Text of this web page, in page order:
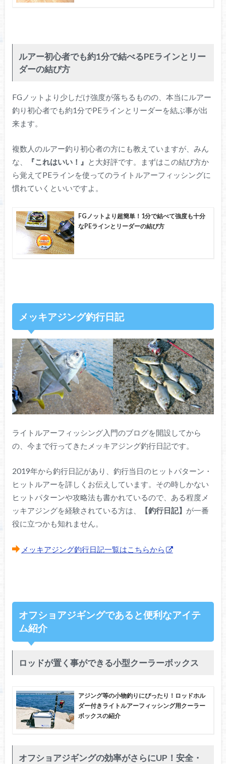
ルアー初心者でも約1分で結べるPEラインとリー
ダーの結び方
FGノットより少しだけ強度が落ちるものの、本当にルアー
釣り初心者でも約1分でPEラインとリーダーを結ぶ事が出
来ます。
複数人のルアー釣り初心者の方にも教えていますが、みん
な、
『これはいい！』 と大好評です。まずはこの結び方か
ら覚えてPEラインを使ってのライトルアーフィッシングに
慣れていくといいですよ。
FGノットより超簡単！1分で結べて強度も十分
なPEラインとリーダーの結び方
メッキアジング釣行日記
ライトルアーフィッシング入門のブログを開設してから
の、今まで行ってきたメッキアジング釣行日記です。
2019年から釣行日記があり、釣行当日のヒットパターン・
ヒットルアーを詳しくお伝えしています。その時しかない
ヒットパターンや攻略法も書かれているので、ある程度メ
ッキアジングを経験されている方は、
【釣行日記】 が一番
役に立つかも知れません。
メッキアジング釣行日記一覧はこちらから
オフショアジギングであると便利なアイテ
ム紹介
ロッドが置く事ができる小型クーラーボックス
アジング等の小物釣りにぴったり！ロッドホル
ダー付きライトルアーフィッシング用クーラー
ボックスの紹介
オフショアジギングの効率がさらにUP！安全・